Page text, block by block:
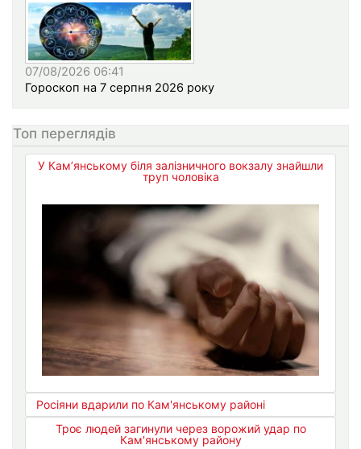
07/08/2026 06:41
Гороскоп на 7 серпня 2026 року
Топ переглядів
У Кам’янському біля залізничного вокзалу знайшли
труп чоловіка
Росіяни вдарили по Кам'янському районі
Троє людей загинули через ворожий удар по
Кам'янському району